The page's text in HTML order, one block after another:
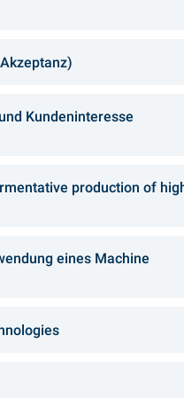
Kundeninteresse
production of
eines Machine